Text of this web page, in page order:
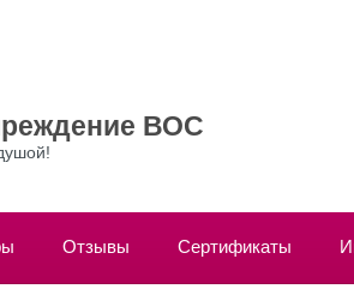
ВОС
Отзывы Сертификаты